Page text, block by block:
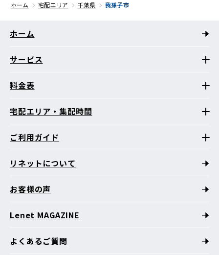
ホーム 宅配エリア 千葉県 我孫子市
ホーム
サービス
料金表
宅配エリア・集配時間
ご利用ガイド
リネットについて
お客様の声
Lenet MAGAZINE
よくあるご質問